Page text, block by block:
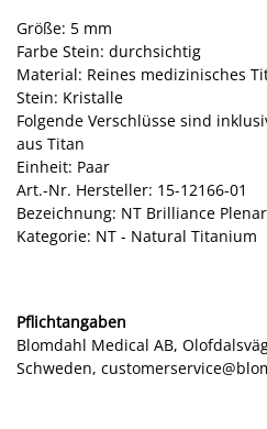
Größe: 5 mm
Farbe Stein: durchsichtig
Material: Reines medizinisches
Stein: Kristalle
Folgende Verschlüsse sind
aus Titan
Einheit: Paar
Art.-Nr. Hersteller: 15-12166-01
Bezeichnung: NT Brilliance
Kategorie: NT - Natural Titanium
Pflichtangaben
Blomdahl Medical AB,
Schweden,